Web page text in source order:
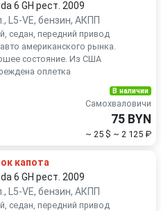
6 GH рест. 2009
L5-VE, бензин, АКПП
седан, передний привод
американского рынка.
состояние. Из США
оплетка
В наличии
Самохваловичи
75 BYN
~ 25 $ ~ 2 125 ₽
капота
6 GH рест. 2009
L5-VE, бензин, АКПП
седан, передний привод